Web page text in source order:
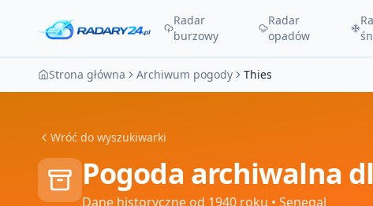
Radar
burzowy
Radar
opadów
Strona główna Archiwum pogody Thies
Wróć do wyszukiwarki
Pogoda archiwalna
Dane historyczne od 1940 roku • Senegal